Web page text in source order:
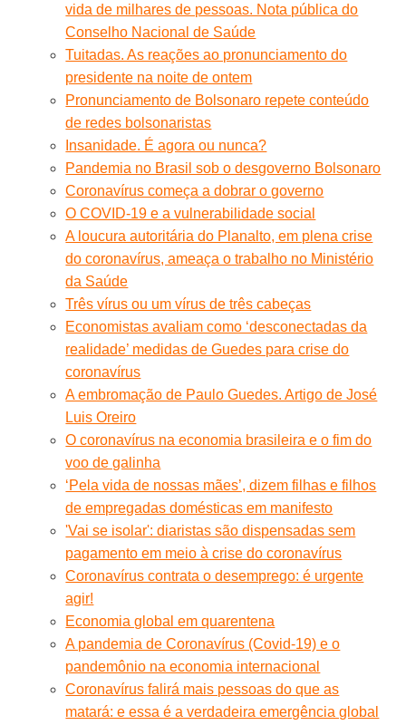
vida de milhares de pessoas. Nota pública do
Conselho Nacional de Saúde
Tuitadas. As reações ao pronunciamento do
presidente na noite de ontem
Pronunciamento de Bolsonaro repete conteúdo
de redes bolsonaristas
Insanidade. É agora ou nunca?
Pandemia no Brasil sob o desgoverno Bolsonaro
Coronavírus começa a dobrar o governo
O COVID-19 e a vulnerabilidade social
A loucura autoritária do Planalto, em plena crise
do coronavírus, ameaça o trabalho no Ministério
da Saúde
Três vírus ou um vírus de três cabeças
Economistas avaliam como ‘desconectadas da
realidade’ medidas de Guedes para crise do
coronavírus
A embromação de Paulo Guedes. Artigo de José
Luis Oreiro
O coronavírus na economia brasileira e o fim do
voo de galinha
‘Pela vida de nossas mães’, dizem filhas e filhos
de empregadas domésticas em manifesto
'Vai se isolar': diaristas são dispensadas sem
pagamento em meio à crise do coronavírus
Coronavírus contrata o desemprego: é urgente
agir!
Economia global em quarentena
A pandemia de Coronavírus (Covid-19) e o
pandemônio na economia internacional
Coronavírus falirá mais pessoas do que as
matará: e essa é a verdadeira emergência global